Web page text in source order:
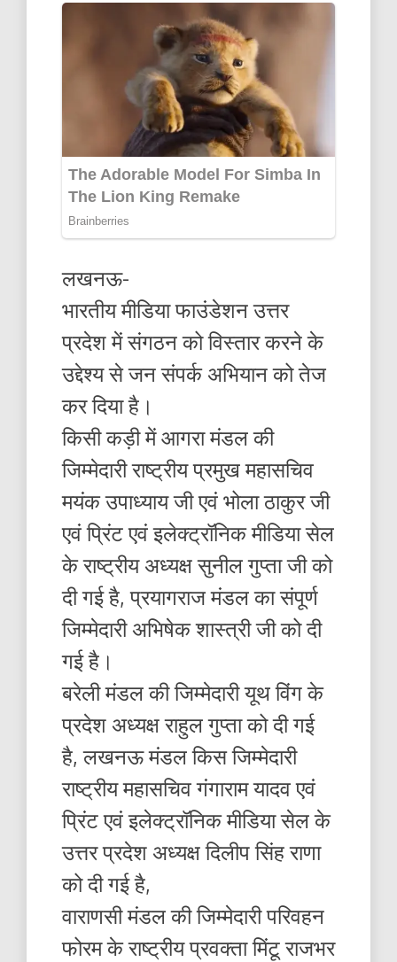
लखनऊ-
भारतीय मीडिया फाउंडेशन उत्तर
प्रदेश में संगठन को विस्तार करने के
उद्देश्य से जन संपर्क अभियान को तेज
कर दिया है।
किसी कड़ी में आगरा मंडल की
जिम्मेदारी राष्ट्रीय प्रमुख महासचिव
मयंक उपाध्याय जी एवं भोला ठाकुर जी
एवं प्रिंट एवं इलेक्ट्रॉनिक मीडिया सेल
के राष्ट्रीय अध्यक्ष सुनील गुप्ता जी को
दी गई है, प्रयागराज मंडल का संपूर्ण
जिम्मेदारी अभिषेक शास्त्री जी को दी
गई है।
बरेली मंडल की जिम्मेदारी यूथ विंग के
प्रदेश अध्यक्ष राहुल गुप्ता को दी गई
है, लखनऊ मंडल किस जिम्मेदारी
राष्ट्रीय महासचिव गंगाराम यादव एवं
प्रिंट एवं इलेक्ट्रॉनिक मीडिया सेल के
उत्तर प्रदेश अध्यक्ष दिलीप सिंह राणा
को दी गई है,
वाराणसी मंडल की जिम्मेदारी परिवहन
फोरम के राष्ट्रीय प्रवक्ता मिंटू राजभर